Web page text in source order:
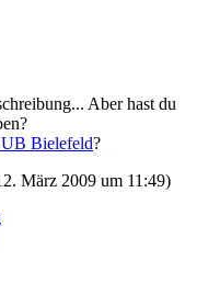
Aber hast du
Bielefeld?
März 2009 um 11:49)